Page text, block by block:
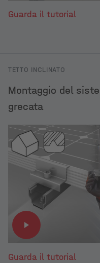
Guarda il tutorial
TETTO INCLINATO
Montaggio del
grecata
Guarda il tutorial